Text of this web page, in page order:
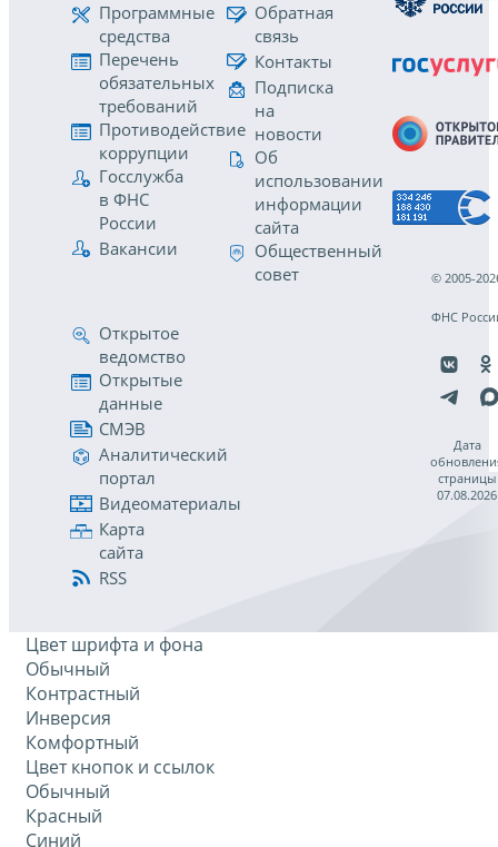
Программные
средства
Перечень
обязательных
требований
Противодействие
коррупции
Госслужба
в ФНС
России
Вакансии
Обратная
связь
Контакты
Подписка
на
новости
Об
использовании
информации
сайта
Общественный
совет
Открытое
ведомство
Открытые
данные
СМЭВ
Аналитический
портал
Видеоматериалы
Карта
сайта
RSS
© 2005-
ФНС
Дата
страницы
07.08.2026
Цвет шрифта и фона
Обычный
Контрастный
Инверсия
Комфортный
Цвет кнопок и ссылок
Обычный
Красный
Синий